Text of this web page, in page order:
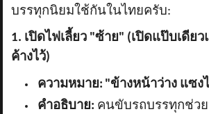
บรรทุกนิยมใช้กันในไทยครับ:
1. เปิดไฟเลี้ยว "ซ้าย" (เปิดแป๊บเดีย
ค้างไว้)
ความหมาย: "ข้างหน้าว่าง แซง
คำอธิบาย: คนขับรถบรรทุกช่ว